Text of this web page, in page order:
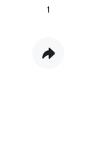
1